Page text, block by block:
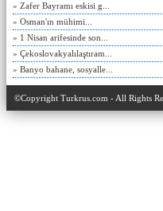
» Zafer Bayramı eskisi g...
» Osman'ın mühimi...
» 1 Nisan arifesinde son...
» Çekoslovakyalılaştıram...
» Banyo bahane, sosyalle...
©Copyright Turkrus.com - All Rights